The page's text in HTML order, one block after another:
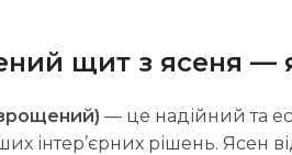
щит з ясеня —
— це надійний та
інтер’єрних рішень.